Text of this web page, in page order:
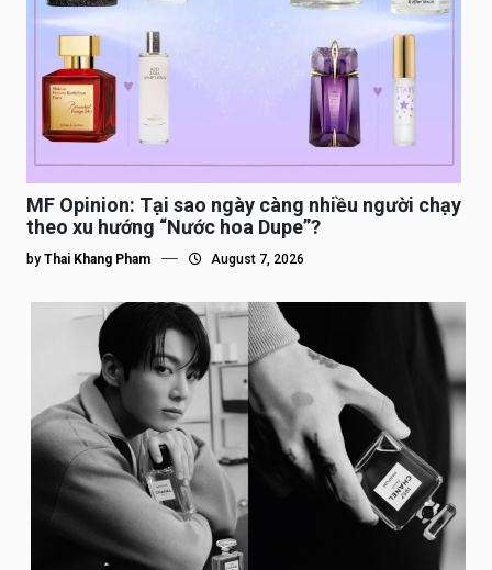
MF Opinion: Tại sao ngày càng nhiều người chạy
theo xu hướng “Nước hoa Dupe”?
by Thai Khang Pham August 7, 2026